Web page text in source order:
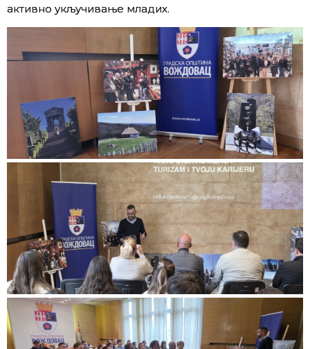
активно укључивање младих.